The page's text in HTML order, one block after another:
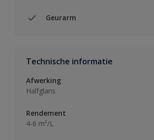
Geurarm
Technische informatie
Afwerking
Halfglans
Rendement
4-6 m²/L